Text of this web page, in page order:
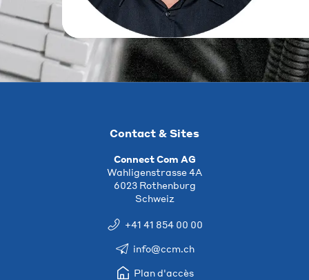
Contact & Sites
Connect Com AG
Wahligenstrasse 4A
6023 Rothenburg
Schweiz
+41 41 854 00 00
info@ccm.ch
Plan d'accès